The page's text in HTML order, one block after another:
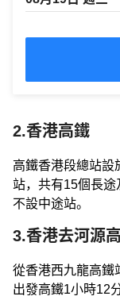
2.香港高鐵
高鐵香港段總站設
站，共有15個長
不設中途站。
3.香港去河源
從香港西九龍高鐵
出發高鐵1小時12